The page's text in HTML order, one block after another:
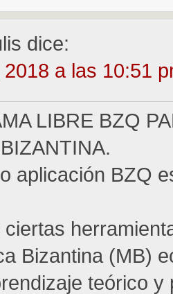
dice:
a las 10:51
LIBRE BZQ
aplicación BZQ
Bizantina (MB)
teórico y